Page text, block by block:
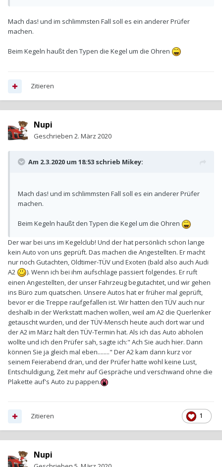
Mach das! und im schlimmsten Fall soll es ein anderer Prüfer
machen.
Beim Kegeln haußt den Typen die Kegel um die Ohren
Zitieren
Nupi
Geschrieben 2. März 2020
Am 2.3.2020 um 18:53 schrieb Mikey:
Mach das! und im schlimmsten Fall soll es ein anderer Prüfer
machen.
Beim Kegeln haußt den Typen die Kegel um die Ohren
Der war bei uns im Kegelclub! Und der hat persönlich schon lange
kein Auto von uns geprüft. Das machen die Angestellten. Er macht
nur noch Gutachten, Oldtimer-TÜV und Exoten (bald also auch Audi
A2
). Wenn ich bei ihm aufschlage passiert folgendes. Er ruft
einen Angestellten, der unser Fahrzeug begutachtet, und wir gehen
ins Büro zum quatschen. Unsere Autos hat er früher mal geprüft,
bevor er die Treppe raufgefallen ist. Wir hatten den TÜV auch nur
deshalb in der Werkstatt machen wollen, weil am A2 die Querlenker
getauscht wurden, und der TÜV-Mensch heute auch dort war und
der A2 im März halt den TÜV-Termin hat. Als ich das Auto abholen
wollte und ich den Prüfer sah, sagte ich:" Ach Sie auch hier. Dann
können Sie ja gleich mal eben........" Der A2 kam dann kurz vor
seinem Feierabend dran, und der Prüfer hatte wohl keine Lust,
Entschuldigung, Zeit mehr auf Gespräche und verschwand ohne die
Plakette auf's Auto zu pappen.
1
Zitieren
Nupi